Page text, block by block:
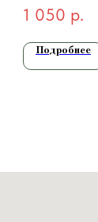
1 050 р.
Подробнее